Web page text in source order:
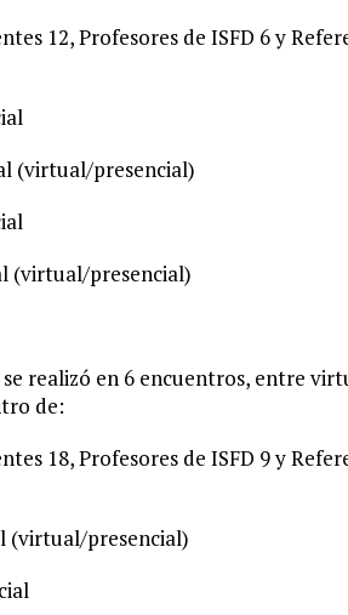
12, Profesores de ISFD 6 y
(virtual/presencial)
(virtual/presencial)
realizó en 6 encuentros, entre
de:
18, Profesores de ISFD 9 y
(virtual/presencial)